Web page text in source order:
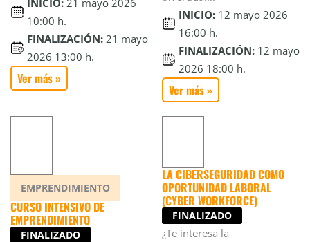
10:00 h.
FINALIZACIÓN: 21 mayo
2026 13:00 h.
Ver más »
INICIO: 12 mayo 2026
16:00 h.
FINALIZACIÓN: 12 mayo
2026 18:00 h.
Ver más »
EMPRENDIMIENTO
CURSO INTENSIVO DE
EMPRENDIMIENTO
FINALIZADO
LA CIBERSEGURIDAD COMO
OPORTUNIDAD LABORAL
(CYBER WORKFORCE)
FINALIZADO
¿Te interesa la